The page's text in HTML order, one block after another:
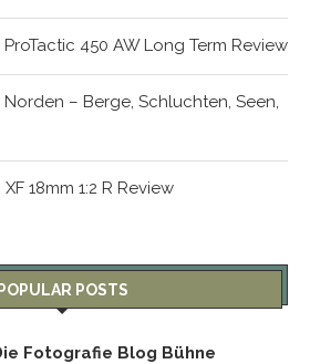
450 AW Long Term Review
– Berge, Schluchten, Seen,
18mm 1:2 R Review
POPULAR POSTS
Fotografie Blog Bühne